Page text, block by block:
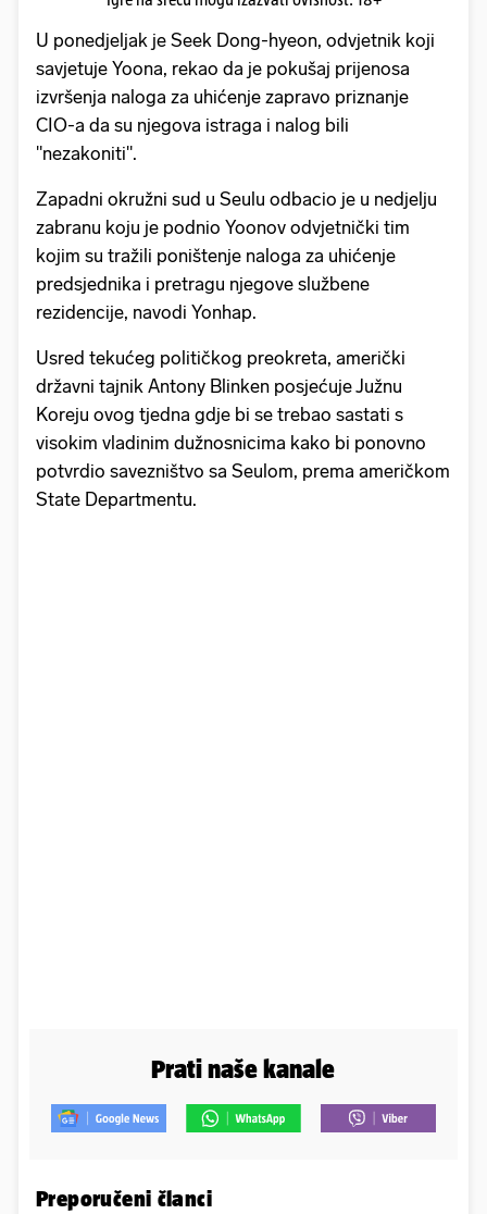
U ponedjeljak je Seek Dong-hyeon, odvjetnik koji
savjetuje Yoona, rekao da je pokušaj prijenosa
izvršenja naloga za uhićenje zapravo priznanje
CIO-a da su njegova istraga i nalog bili
"nezakoniti".
Zapadni okružni sud u Seulu odbacio je u nedjelju
zabranu koju je podnio Yoonov odvjetnički tim
kojim su tražili poništenje naloga za uhićenje
predsjednika i pretragu njegove službene
rezidencije, navodi Yonhap.
Usred tekućeg političkog preokreta, američki
državni tajnik Antony Blinken posjećuje Južnu
Koreju ovog tjedna gdje bi se trebao sastati s
visokim vladinim dužnosnicima kako bi ponovno
potvrdio savezništvo sa Seulom, prema američkom
State Departmentu.
Prati naše kanale
Preporučeni članci